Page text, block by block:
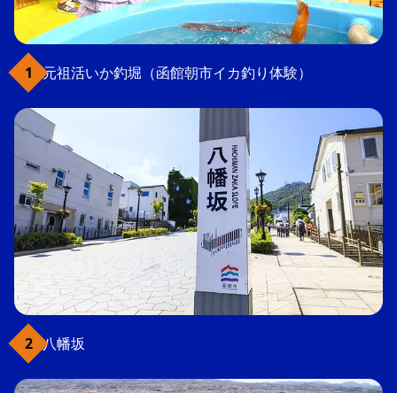
元祖活いか釣堀（函館朝市イカ釣り体験）
八幡坂